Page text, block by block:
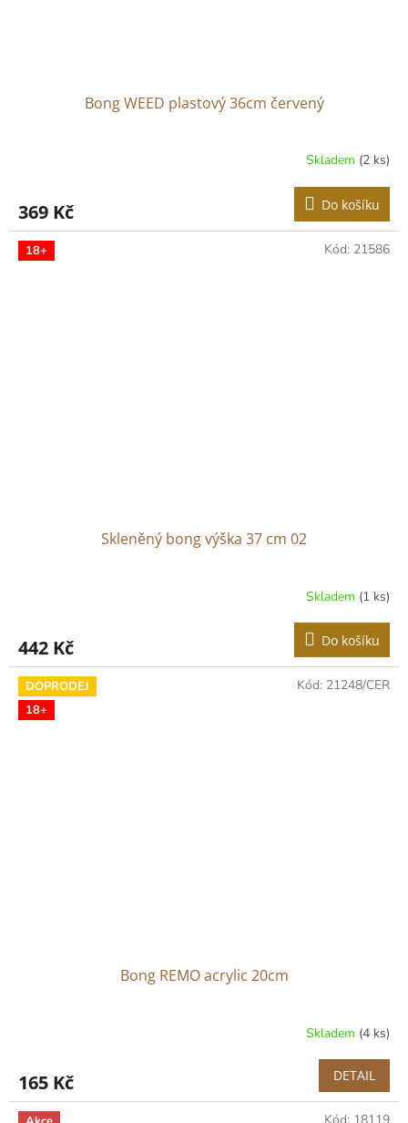
Bong WEED plastový 36cm červený
Skladem (2 ks)
369 Kč Do košíku
18+
Skleněný bong výška 37 cm 02
Skladem (1 ks)
442 Kč Do košíku
Kód: 21586
DOPRODEJ
18+
Bong REMO acrylic 20cm
je
5,0
Skladem (4 ks)
165 Kč DETAIL
Kód: 21248/CER